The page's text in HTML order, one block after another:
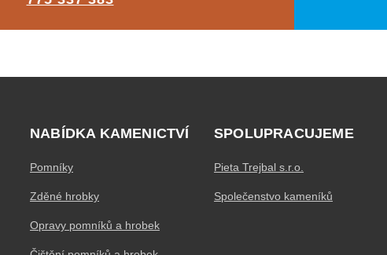
NABÍDKA KAMENICTVÍ
Pomníky
Zděné hrobky
Opravy pomníků a hrobek
SPOLUPRACUJEME
Pieta Trejbal s.r.o.
Společenstvo kameníků